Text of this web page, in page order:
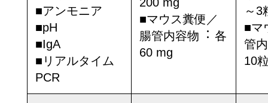
■アンモニア
■pH
■IgA
■リアルタイム
PCR
■マウス糞便／
腸管内容物︓ 各
60 mg
～3
■マ
管
10